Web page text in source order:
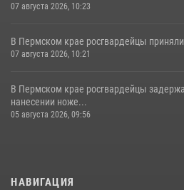
07 августа 2026, 10:23
В Пермском крае росгвардейцы
07 августа 2026, 10:21
В Пермском крае росгвардейцы
нанесении ноже...
05 августа 2026, 09:56
НАВИГАЦИЯ